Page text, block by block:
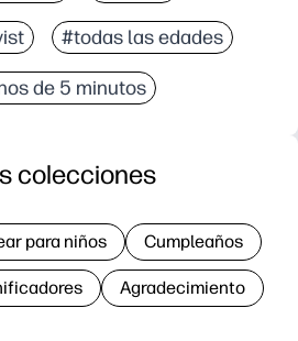
#todas las edades
de 5 minutos
colecciones
para niños Cumpleaños
Agradecimiento